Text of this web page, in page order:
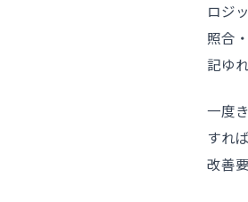
ロジ
照合
記ゆ
一度
すれ
改善